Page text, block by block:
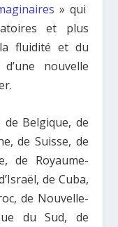
» qui
et plus
fluidité et du
nouvelle
de Belgique, de
de Suisse, de
de Royaume-
de Cuba,
de Nouvelle-
du Sud, de